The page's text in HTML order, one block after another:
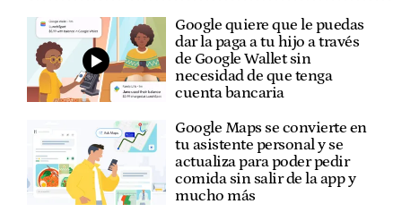
Google quiere que le puedas
dar la paga a tu hijo a través
de Google Wallet sin
necesidad de que tenga
cuenta bancaria
Google Maps se convierte en
tu asistente personal y se
actualiza para poder pedir
comida sin salir de la app y
mucho más